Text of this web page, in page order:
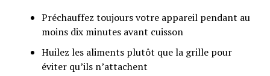
Préchauffez toujours votre appareil pendant au
moins dix minutes avant cuisson
Huilez les aliments plutôt que la grille pour
éviter qu’ils n’attachent